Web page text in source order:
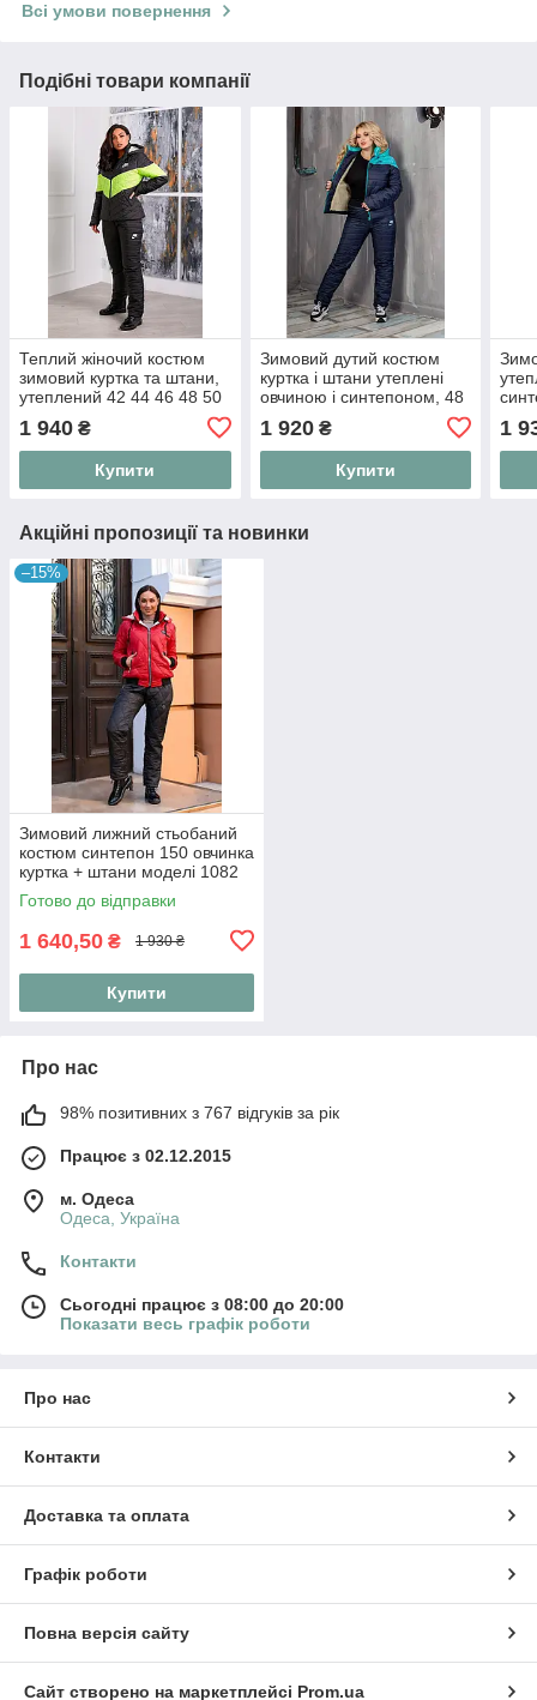
Всі умови повернення
Подібні товари компанії
Теплий жіночий костюм
зимовий куртка та штани,
утеплений 42 44 46 48 50
1 940 ₴
Купити
Зимовий дутий костюм
куртка і штани утеплені
овчиною і синтепоном, 48
1 920₴
Купити
1
Акційні пропозиції та новинки
–15%
Зимовий лижний стьобаний
костюм синтепон 150 овчинка
куртка + штани моделі 1082
(42-56) 46, Червоний
Готово до відправки
1 640,50 ₴ 1 930 ₴
Купити
Про нас
98% позитивних з 767 відгуків за рік
Працює з 02.12.2015
м. Одеса
Одеса, Україна
Контакти
Сьогодні працює з 08:00 до 20:00
Показати весь графік роботи
Про нас
Контакти
Доставка та оплата
Графік роботи
Повна версія сайту
Сайт створено на маркетплейсі Prom.ua